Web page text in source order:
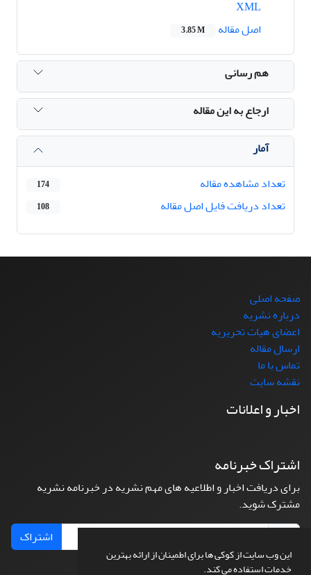
این وب سایت از کوکی ها برای اطمینان از ارائه بهترین
خدمات استفاده می کند.
اصل مقاله
3.85 M
هم رسانی
ارجاع به این مقاله
آمار
تعداد مشاهده مقاله
174
تعداد دریافت فایل اصل مقاله 108
صفحه اصلی
درباره نشریه
اعضای هیات تحریریه
ارسال مقاله
تماس با ما
نقشه سایت
اخبار و اعلانات
اشتراک خبرنامه
برای دریافت اخبار و اطلاعیه های مهم نشریه در خبرنامه نشریه
مشترک شوید.
اشتراک